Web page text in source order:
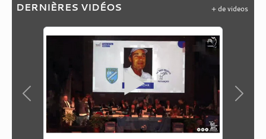
DERNIÈRES VIDÉOS
Précedent
+ de videos